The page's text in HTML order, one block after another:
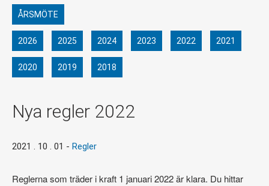
ÅRSMÖTE
2026 2025 2024 2023 2022 2021
2020 2019 2018
Nya regler 2022
2021 . 10 . 01 - Regler
Reglerna som träder i kraft 1 januari 2022 är klara. Du hittar